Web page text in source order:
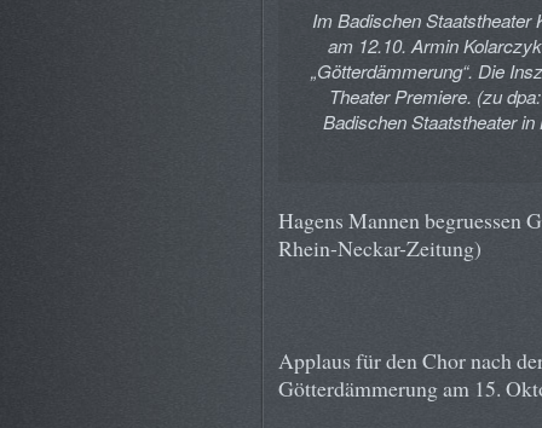
Im Badischen Staatstheater
am 12.10. Armin
„Götterdämmerung“. Die
Theater Premiere. (zu
Badischen Staatstheater
Hagens Mannen
Rhein-Neckar-Zeitung)
Applaus für den Chor nach
Götterdämmerung am 15.